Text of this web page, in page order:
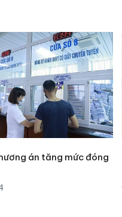
án tăng mức đóng